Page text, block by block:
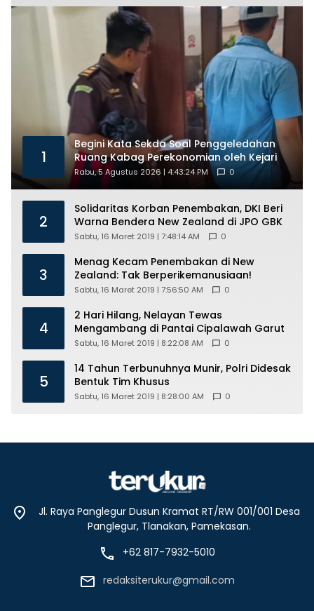
1
Begini Kata Sekda Soal Penggeledahan
Ruang Kabag Perekonomian oleh Kejari
Rabu, 5 Agustus 2026 | 4:43:24 PM 0
2
Solidaritas Korban Penembakan, DKI Beri
Warna Bendera New Zealand di JPO GBK
Sabtu, 16 Maret 2019 | 7:48:14 AM 0
3
Menag Kecam Penembakan di New
Zealand: Tak Berperikemanusiaan!
Sabtu, 16 Maret 2019 | 7:56:50 AM 0
4
2 Hari Hilang, Nelayan Tewas
Mengambang di Pantai Cipalawah Garut
Sabtu, 16 Maret 2019 | 8:22:08 AM 0
5
14 Tahun Terbunuhnya Munir, Polri Didesak
Bentuk Tim Khusus
Sabtu, 16 Maret 2019 | 8:28:00 AM 0
Jl. Raya Panglegur Dusun Kramat RT/RW 001/001 Desa
Panglegur, Tlanakan, Pamekasan.
+62 817-7932-5010
redaksiterukur@gmail.com